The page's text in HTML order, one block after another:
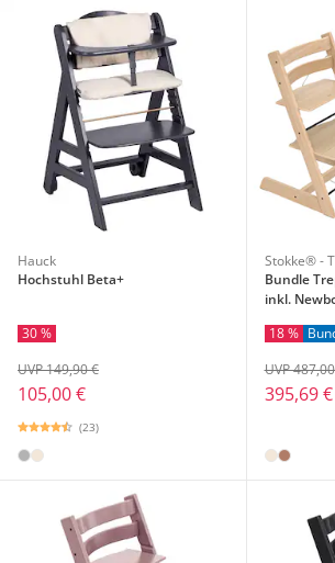
Hauck
Hochstuhl Beta+
30 %
105,00 €
UVP 149,90 €
(23)
Stokke® -
Bundle
inkl.
18 %
395,69 €
UVP